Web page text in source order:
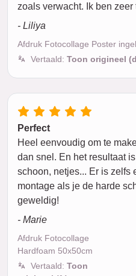
zoals verwacht. Ik ben
- Liliya
Afdruk Fotocollage Poster
Vertaald: Toon origineel
Perfect
Heel eenvoudig om te
dan snel. En het resultaat
schoon, netjes... Er is zelfs
montage als je de harde
geweldig!
- Marie
Afdruk Fotocollage
Hardfoam 50x50cm
Vertaald: Toon